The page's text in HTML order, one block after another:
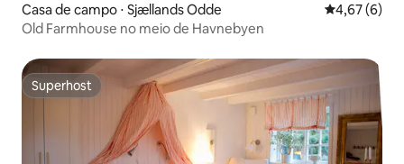
Casa de campo ⋅ Sjællands Odde 4,67 de uma
4,67 (6)
Old Farmhouse no meio de Havnebyen
Superhost
Superhost